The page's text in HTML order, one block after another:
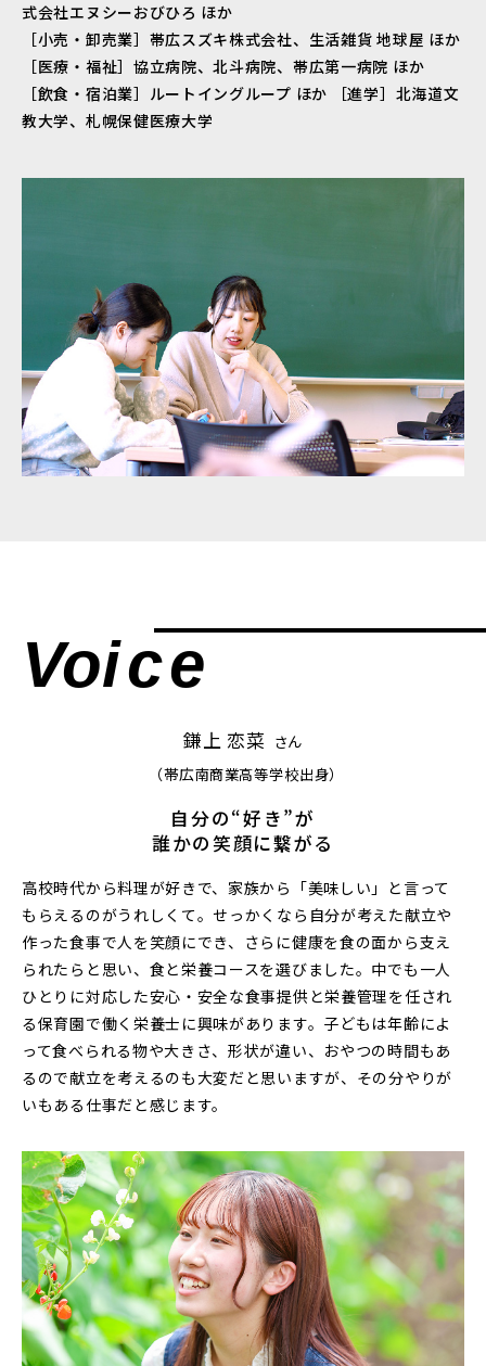
式会社エヌシーおびひろ ほか
［小売・卸売業］帯広スズキ株式会社、生活雑貨 地球屋 ほか
［医療・福祉］協立病院、北斗病院、帯広第一病院 ほか
［飲食・宿泊業］ルートイングループ ほか ［進学］北海道文
教大学、札幌保健医療大学
Voice
鎌上 恋菜 さん
（帯広南商業高等学校出身）
自分の“好き”が
誰かの笑顔に繋がる
高校時代から料理が好きで、家族から「美味しい」と言って
もらえるのがうれしくて。せっかくなら自分が考えた献立や
作った食事で人を笑顔にでき、さらに健康を食の面から支え
られたらと思い、食と栄養コースを選びました。中でも一人
ひとりに対応した安心・安全な食事提供と栄養管理を任され
る保育園で働く栄養士に興味があります。子どもは年齢によ
って食べられる物や大きさ、形状が違い、おやつの時間もあ
るので献立を考えるのも大変だと思いますが、その分やりが
いもある仕事だと感じます。